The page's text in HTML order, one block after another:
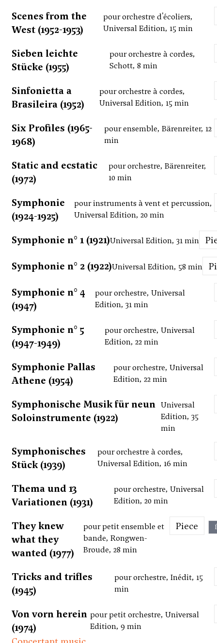
Scenes from the
West (1952-1953)
pour orchestre d'écoliers,
Universal Edition, 15 min
Sieben leichte
Stücke (1955)
pour orchestre à cordes,
Schott, 8 min
Sinfonietta a
Brasileira (1952)
pour orchestre à cordes,
Universal Edition, 15 min
Six Profiles (1965-
1968)
pour ensemble, Bärenreiter, 12
min
Static and ecstatic
(1972)
pour orchestre, Bärenreiter,
10 min
Symphonie
(1924-1925)
pour instruments à vent et percussion,
Universal Edition, 20 min
Symphonie n° 1 (1921)Universal Edition, 31 min
Symphonie n° 2 (1922)Universal Edition, 58 min
Symphonie n° 4
(1947)
pour orchestre, Universal
Edition, 31 min
Symphonie n° 5
(1947-1949)
pour orchestre, Universal
Edition, 22 min
Symphonie Pallas
Athene (1954)
pour orchestre, Universal
Edition, 22 min
Symphonische Musik für neun
Soloinstrumente (1922)
Universal
Edition, 35
min
Symphonisches
Stück (1939)
pour orchestre à cordes,
Universal Edition, 16 min
Thema und 13
Variationen (1931)
pour orchestre, Universal
Edition, 20 min
They knew
what they
wanted (1977)
pour petit ensemble et
bande, Rongwen-
Broude, 28 min
Piece
Tricks and trifles
(1945)
pour orchestre, Inédit, 15
min
Von vorn herein
(1974)
pour petit orchestre, Universal
Edition, 9 min